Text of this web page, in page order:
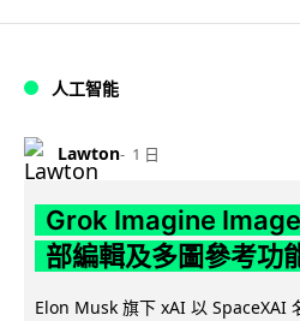
人工智能
Lawton 1 日
Grok Imagine
部編輯及多圖參考功
Elon Musk 旗下 xAI 以 SpaceXAI